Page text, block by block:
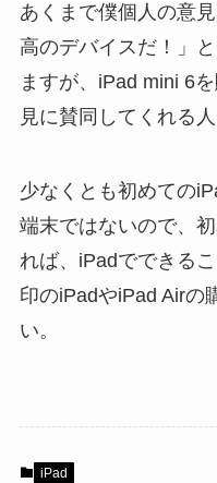
あくまで僕個人の意
高のデバイスだ！」
ますが、iPad mini 6
見に賛同してくれる
少なくとも初めての
端末ではないので、
れば、iPadでできる
印のiPadやiPad Airの
い。
iPad